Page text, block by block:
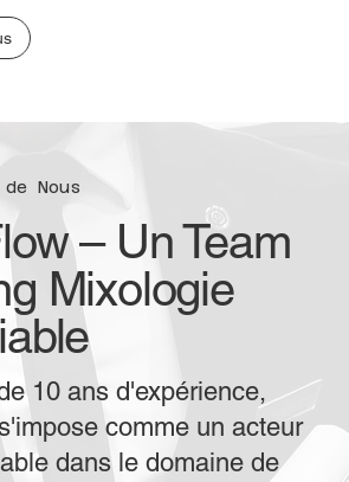
Nous
– Un Team
Mixologie
10 ans d'expérience,
comme un acteur
dans le domaine de